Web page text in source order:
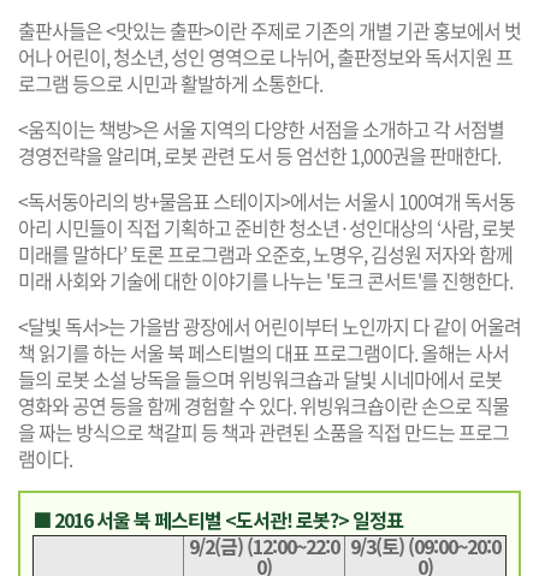
출판사들은 <맛있는 출판>이란 주제로 기존의 개별 기관 홍보에서 벗
어나 어린이, 청소년, 성인 영역으로 나뉘어, 출판정보와 독서지원 프
로그램 등으로 시민과 활발하게 소통한다.
<움직이는 책방>은 서울 지역의 다양한 서점을 소개하고 각 서점별
경영전략을 알리며, 로봇 관련 도서 등 엄선한 1,000권을 판매한다.
<독서동아리의 방+물음표 스테이지>에서는 서울시 100여개 독서동
아리 시민들이 직접 기획하고 준비한 청소년·성인대상의 ‘사람, 로봇
미래를 말하다’ 토론 프로그램과 오준호, 노명우, 김성원 저자와 함께
미래 사회와 기술에 대한 이야기를 나누는 '토크 콘서트'를 진행한다.
<달빛 독서>는 가을밤 광장에서 어린이부터 노인까지 다 같이 어울려
책 읽기를 하는 서울 북 페스티벌의 대표 프로그램이다. 올해는 사서
들의 로봇 소설 낭독을 들으며 위빙워크숍과 달빛 시네마에서 로봇
영화와 공연 등을 함께 경험할 수 있다. 위빙워크숍이란 손으로 직물
을 짜는 방식으로 책갈피 등 책과 관련된 소품을 직접 만드는 프로그
램이다.
■ 2016 서울 북 페스티벌 <도서관! 로봇?> 일정표
9/2(금) (12:00~22:0
0)
9/3(토) (09:00~20:0
0)